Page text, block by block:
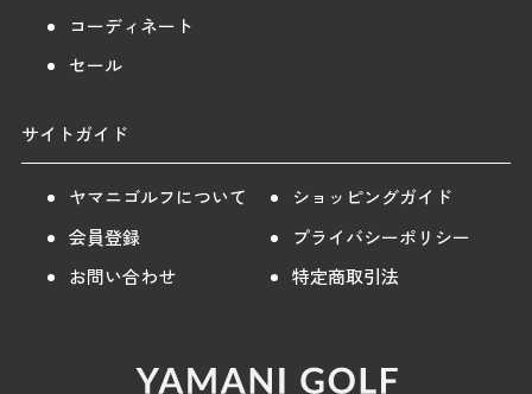
コーディネート
セール
サイトガイド
ヤマニゴルフについて
ショッピングガイド
会員登録
プライバシーポリシー
お問い合わせ
特定商取引法